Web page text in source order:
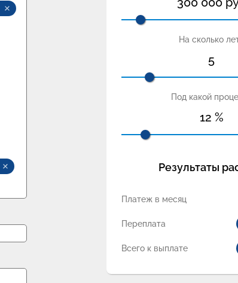
На сколько
5
Под какой
12 %
Результаты
Платеж в месяц
Переплата
Всего к выплате